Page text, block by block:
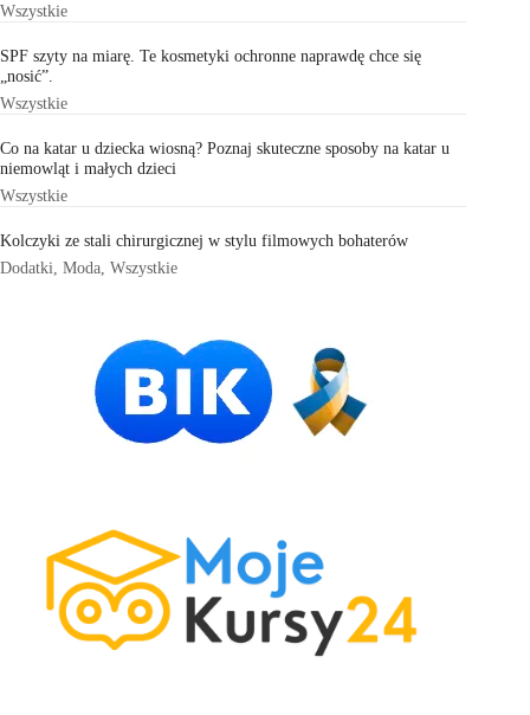
Wszystkie
SPF szyty na miarę. Te kosmetyki ochronne naprawdę chce się
„nosić”.
Wszystkie
Co na katar u dziecka wiosną? Poznaj skuteczne sposoby na katar u
niemowląt i małych dzieci
Wszystkie
Kolczyki ze stali chirurgicznej w stylu filmowych bohaterów
Dodatki Moda Wszystkie